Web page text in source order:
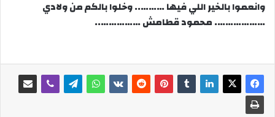
وانعموا بالخير اللي فيها ……….. وخلوا بالكم من ولادي
………………. محمود قطامش ……………..